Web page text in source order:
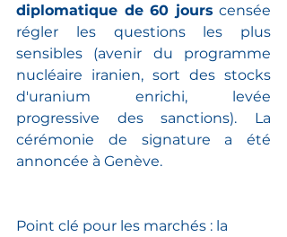
diplomatique de 60 jours censée
régler les questions les plus
sensibles (avenir du programme
nucléaire iranien, sort des stocks
d'uranium enrichi, levée
progressive des sanctions). La
cérémonie de signature a été
annoncée à Genève.
Point clé pour les marchés : la